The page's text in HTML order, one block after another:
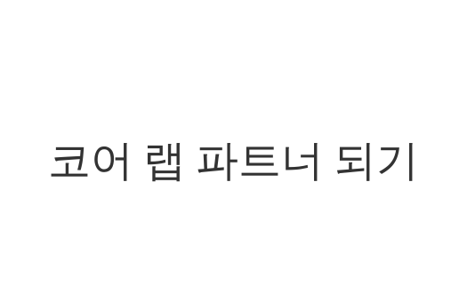
코어 랩 파트너 되기